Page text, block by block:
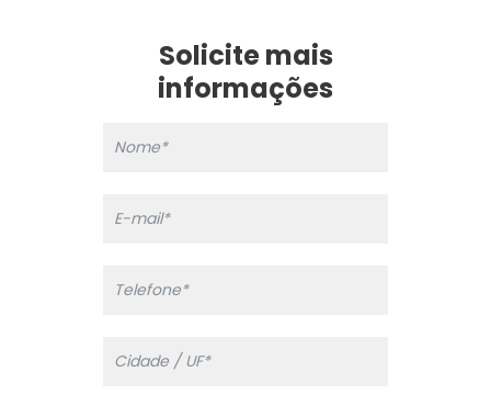
Solicite mais
informações